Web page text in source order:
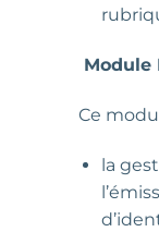
Module
Ce
la